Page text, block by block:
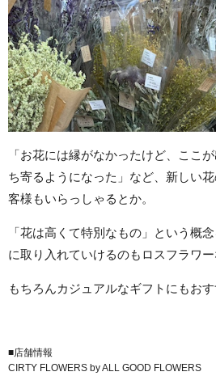
「お花には縁がなかったけど、ここ
ち寄るようになった」など、新しい
客様もいらっしゃるとか。
「花は高くて特別なもの」という概
に取り入れていけるのもロスフラワー
もちろんカジュアルなギフトにもおす
■店舗情報
CIRTY FLOWERS by ALL GOOD FLOWERS